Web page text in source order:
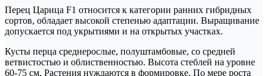
Перец Царица F1 относится к категории ранних гибридных
сортов, обладает высокой степенью адаптации. Выращивание
допускается под укрытиями и на открытых участках.
Кусты перца среднерослые, полуштамбовые, со средней
ветвистостью и облиственностью. Высота стеблей на уровне
60-75 см. Растения нуждаются в формировке. По мере роста